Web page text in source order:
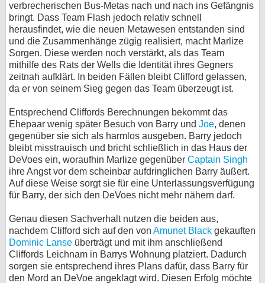
verbrecherischen Bus-Metas nach und nach ins Gefängnis
bringt. Dass Team Flash jedoch relativ schnell
herausfindet, wie die neuen Metawesen entstanden sind
und die Zusammenhänge zügig realisiert, macht Marlize
Sorgen. Diese werden noch verstärkt, als das Team
mithilfe des Rats der Wells die Identität ihres Gegners
zeitnah aufklärt. In beiden Fällen bleibt Clifford gelassen,
da er von seinem Sieg gegen das Team überzeugt ist.
Entsprechend Cliffords Berechnungen bekommt das
Ehepaar wenig später Besuch von Barry und Joe, denen
gegenüber sie sich als harmlos ausgeben. Barry jedoch
bleibt misstrauisch und bricht schließlich in das Haus der
DeVoes ein, woraufhin Marlize gegenüber Captain Singh
ihre Angst vor dem scheinbar aufdringlichen Barry äußert.
Auf diese Weise sorgt sie für eine Unterlassungsverfügung
für Barry, der sich den DeVoes nicht mehr nähern darf.
Genau diesen Sachverhalt nutzen die beiden aus,
nachdem Clifford sich auf den von Amunet Black gekauften
Dominic Lanse überträgt und mit ihm anschließend
Cliffords Leichnam in Barrys Wohnung platziert. Dadurch
sorgen sie entsprechend ihres Plans dafür, dass Barry für
den Mord an DeVoe angeklagt wird. Diesen Erfolg möchte